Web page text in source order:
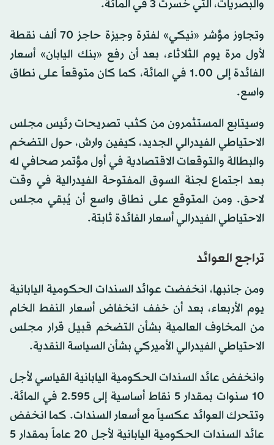
والبصريات، التي خسرت 3 في المائة.
وتجاوز مؤشر «نيكي» لفترة وجيزة حاجز 70 ألف نقطة
لأول مرة يوم الثلاثاء، بعد أن رفع «بنك اليابان» أسعار
الفائدة إلى 1.00 في المائة، كما كان متوقعاً على نطاق
واسع.
وسيتابع المستثمرون من كثب تصريحات رئيس مجلس
الاحتياطي الفيدرالي الجديد، كيفين وارش، حول التضخم
والبطالة والتوقعات الاقتصادية في أول مؤتمر صحافي له
بعد اجتماع لجنة السوق المفتوحة الفيدرالية في وقت
لاحق. ومن المتوقع على نطاق واسع أن يُبقي مجلس
الاحتياطي الفيدرالي أسعار الفائدة ثابتة.
تراجع العوائد
ومن جانبها، انخفضت عوائد السندات الحكومية اليابانية
يوم الأربعاء، بعد أن خفف انخفاض أسعار النفط الخام
من المخاوف العالمية بشأن التضخم قبيل قرار مجلس
الاحتياطي الفيدرالي الأميركي بشأن السياسة النقدية.
وانخفض عائد السندات الحكومية اليابانية القياسي لأجل
10 سنوات بمقدار 5 نقاط أساسية إلى 2.595 في المائة.
وتتحرك العوائد عكسياً مع أسعار السندات. كما انخفض
عائد السندات الحكومية اليابانية لأجل 20 عاماً بمقدار 5